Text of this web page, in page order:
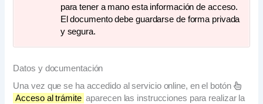
para tener a mano esta información de acceso.
El documento debe guardarse de forma privada
y segura.
Datos y documentación
Una vez que se ha accedido al servicio online, en el botón
Acceso al trámite aparecen las instrucciones para realizar la